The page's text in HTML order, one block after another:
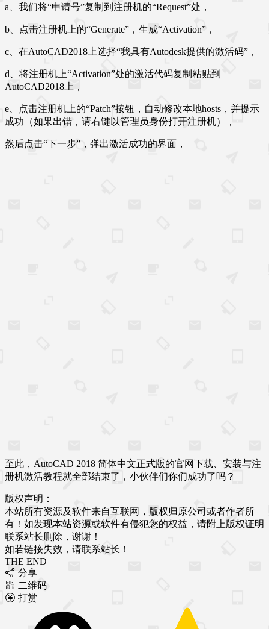
a、我们将“申请号”复制到注册机的“Request”处，
b、点击注册机上的“Generate”，生成“Activation”，
c、在AutoCAD2018上选择“我具有Autodesk提供的激活码”，
d、将注册机上“Activation”处的激活代码复制粘贴到
AutoCAD2018上，
e、点击注册机上的“Patch”按钮，自动修改本地hosts，并提示
成功（如果出错，请右键以管理员身份打开注册机），
然后点击“下一步”，弹出激活成功的界面，
至此，AutoCAD 2018 简体中文正式版的官网下载、安装与注
册机激活教程就全部结束了，小伙伴们你们成功了吗？
版权声明：
本站所有资源及软件来自互联网，版权归原公司或者作者所
有！如发现本站资源或软件有侵犯您的权益，请附上版权证明
联系站长删除，谢谢！
如若链接失效，请联系站长！
THE END
分享
二维码
打赏